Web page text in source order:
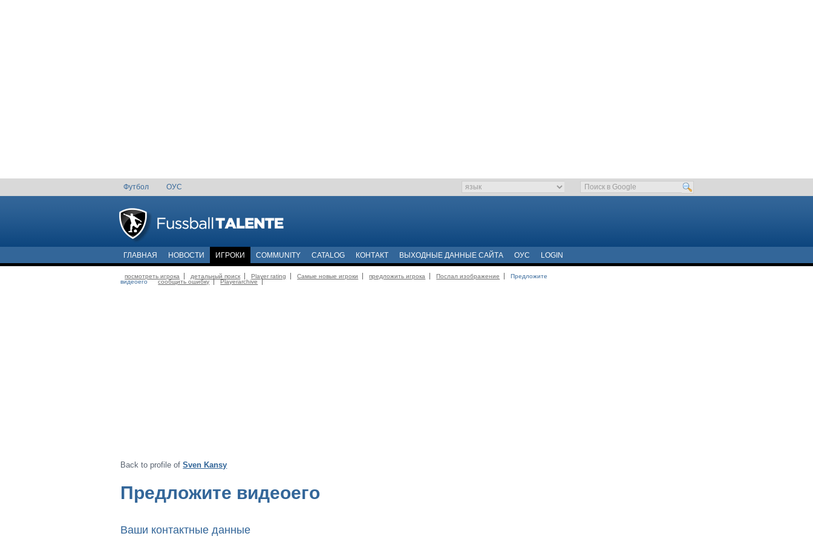
Футбол ОУС
ГЛАВНАЯ НОВОСТИ ИГРОКИ COMMUNITY CATALOG КОНТАКТ ВЫХОДНЫЕ ДАННЫЕ САЙТА ОУС LOGIN
посмотреть игрока детальный поиск Player rating Самые новые игроки предложить игрока Послал изображение
Предложите
видеоего
сообщить ошибку Playerarchive
Back to profile ofSven Kansy
Предложите видеоего
Ваши контактные данные